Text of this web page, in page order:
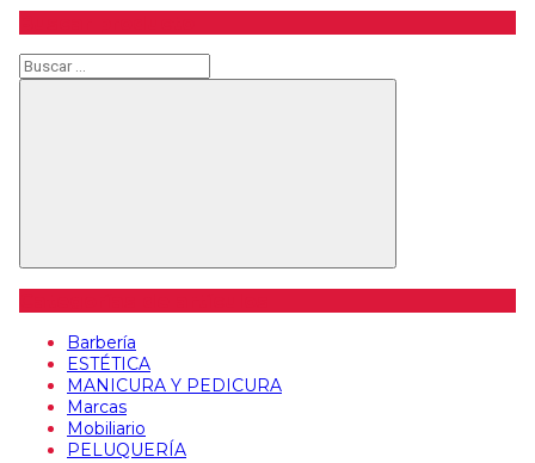
mínimo máximo
Buscar
Barbería
ESTÉTICA
MANICURA Y PEDICURA
Marcas
Mobiliario
PELUQUERÍA